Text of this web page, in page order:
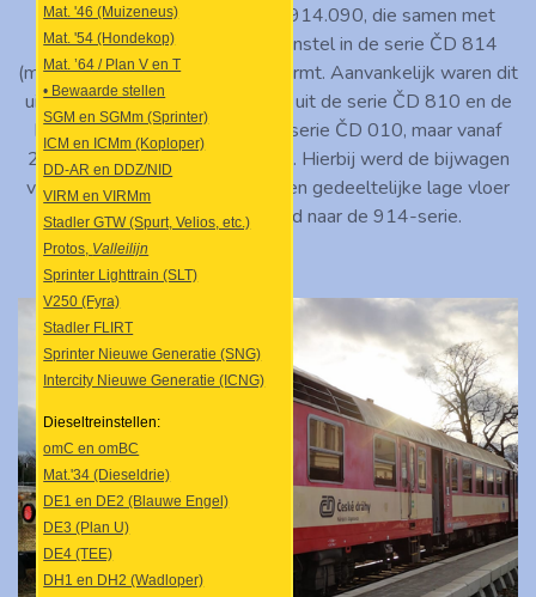
Hier zien we stuurstandrijtuig 914.090, die samen met
motorwagen 814.090 een treinstel in de serie ČD 814
(met als bijnaam "Regionova") vormt. Aanvankelijk waren dit
uit 1975 stammende railbussen uit de serie ČD 810 en de
bijbehorende bijwagens uit de serie ČD 010, maar vanaf
2005 zijn deze gemoderniseerd. Hierbij werd de bijwagen
verbouwd tot stuurstand met een gedeeltelijke lage vloer
en zijn deze omgenummerd naar de 914-serie.
Mat. '46 (Muizeneus)
Mat. '54 (Hondekop)
Mat. ’64 / Plan V en T
• Bewaarde stellen
SGM en SGMm (Sprinter)
ICM en ICMm (Koploper)
DD-AR en DDZ/NID
VIRM en VIRMm
Stadler GTW (Spurt, Velios, etc.)
Protos, Valleilijn
Sprinter Lighttrain (SLT)
V250 (Fyra)
Stadler FLIRT
Sprinter Nieuwe Generatie (SNG)
Intercity Nieuwe Generatie (ICNG)
Dieseltreinstellen:
omC en omBC
Mat.'34 (Dieseldrie)
DE1 en DE2 (Blauwe Engel)
DE3 (Plan U)
DE4 (TEE)
DH1 en DH2 (Wadloper)